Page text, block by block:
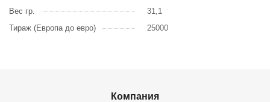
Вес гр.
31,1
Тираж (Европа до евро)
25000
Компания